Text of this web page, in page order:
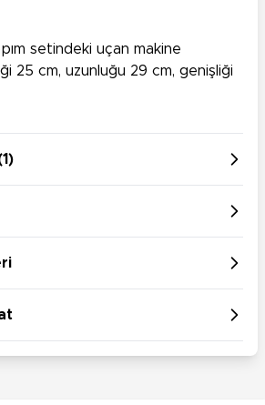
setindeki uçan makine
25 cm, uzunluğu 29 cm, genişliği